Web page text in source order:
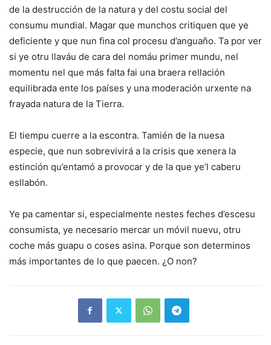
de la destrucción de la natura y del costu social del
consumu mundial. Magar que munchos critiquen que ye
deficiente y que nun fina col procesu d’anguaño. Ta por ver
si ye otru llaváu de cara del nomáu primer mundu, nel
momentu nel que más falta fai una braera rellación
equilibrada ente los países y una moderación urxente na
frayada natura de la Tierra.
El tiempu cuerre a la escontra. Tamién de la nuesa
especie, que nun sobrevivirá a la crisis que xenera la
estinción qu’entamó a provocar y de la que ye’l caberu
esllabón.
Ye pa camentar si, especialmente nestes feches d’escesu
consumista, ye necesario mercar un móvil nuevu, otru
coche más guapu o coses asina. Porque son determinos
más importantes de lo que paecen. ¿O non?